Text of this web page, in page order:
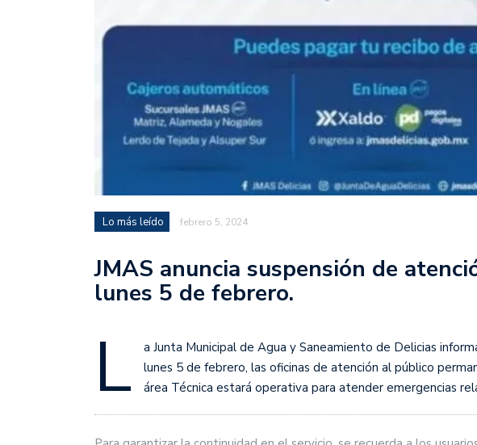
Lo más leído febrero 5, 2024
JMAS anuncia suspensión de
lunes 5 de febrero.
L
a Junta Municipal de Agua y Saneamiento de Delicias
lunes 5 de febrero, las oficinas de atención al público
área Técnica estará operativa para atender emergencias